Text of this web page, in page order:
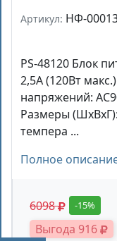
Артикул: НФ-
PS-48120 Блок
2,5A (120Вт
напряжений:
Размеры
темпера ...
Полное
6098 -15%
Выгода 916